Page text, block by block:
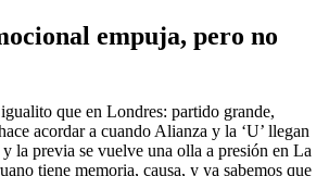
empuja, pero no
que en Londres: partido grande,
acordar a cuando Alianza y la ‘U’ llegan
y la previa se vuelve una olla a presión en La
tiene memoria, causa, y ya sabemos que